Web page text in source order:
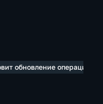
обновление операционки